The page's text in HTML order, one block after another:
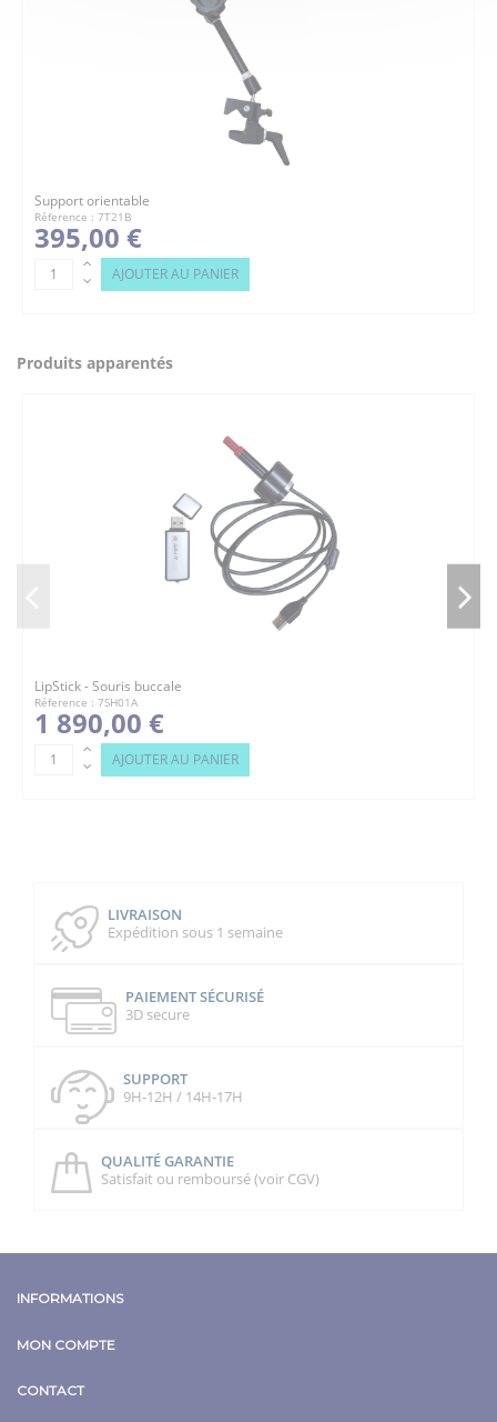
Support orientable
Réference : 7T21B
395,00 €
AJOUTER AU PANIER
Produits apparentés
LipStick - Souris buccale
Réference : 7SH01A
1 890,00 €
AJOUTER AU PANIER
LIVRAISON
Expédition sous 1 semaine
PAIEMENT SÉCURISÉ
3D secure
SUPPORT
9H-12H / 14H-17H
QUALITÉ GARANTIE
Satisfait ou remboursé (voir CGV)
INFORMATIONS
MON COMPTE
CONTACT